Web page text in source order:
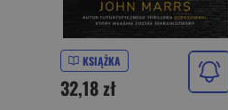
KSIĄŻKA
32,18 zł